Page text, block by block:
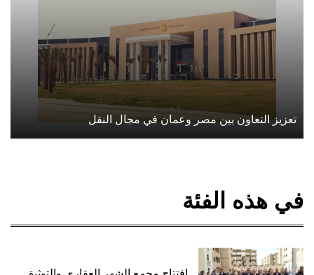
تعزيز التعاون بين مصر وعمان في مجال النقل
في هذه الفئة